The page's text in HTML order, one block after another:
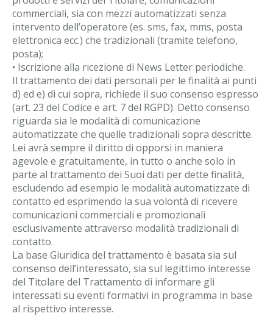
commerciali, sia con mezzi automatizzati senza
intervento dell’operatore (es. sms, fax, mms, posta
elettronica ecc.) che tradizionali (tramite telefono,
posta);
• Iscrizione alla ricezione di News Letter periodiche.
Il trattamento dei dati personali per le finalità ai punti
d) ed e) di cui sopra, richiede il suo consenso espresso
(art. 23 del Codice e art. 7 del RGPD). Detto consenso
riguarda sia le modalità di comunicazione
automatizzate che quelle tradizionali sopra descritte.
Lei avrà sempre il diritto di opporsi in maniera
agevole e gratuitamente, in tutto o anche solo in
parte al trattamento dei Suoi dati per dette finalità,
escludendo ad esempio le modalità automatizzate di
contatto ed esprimendo la sua volontà di ricevere
comunicazioni commerciali e promozionali
esclusivamente attraverso modalità tradizionali di
contatto.
La base Giuridica del trattamento è basata sia sul
consenso dell’interessato, sia sul legittimo interesse
del Titolare del Trattamento di informare gli
interessati su eventi formativi in programma in base
al rispettivo interesse.